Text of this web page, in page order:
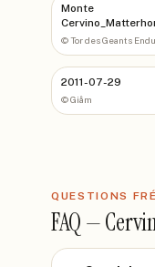
Monte
©Tor des Geants
2011-07-29
©Giåm
QUESTIONS
FAQ —